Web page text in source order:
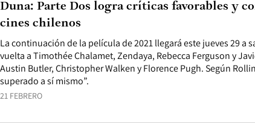
21 FEBRERO
La continuación de la película de 2021 llegará este jueves 29 a
vuelta a Timothée Chalamet, Zendaya, Rebecca Ferguson y
Austin Butler, Christopher Walken y Florence Pugh. Según
superado a sí mismo”.
Duna: Parte Dos logra críticas favorables y
cines chilenos